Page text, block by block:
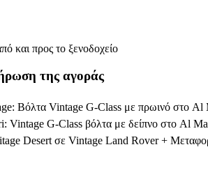
και προς το ξενοδοχείο
της αγοράς
Βόλτα Vintage G-Class με πρωινό στο Al
Vintage G-Class βόλτα με δείπνο στο Al
Desert σε Vintage Land Rover +